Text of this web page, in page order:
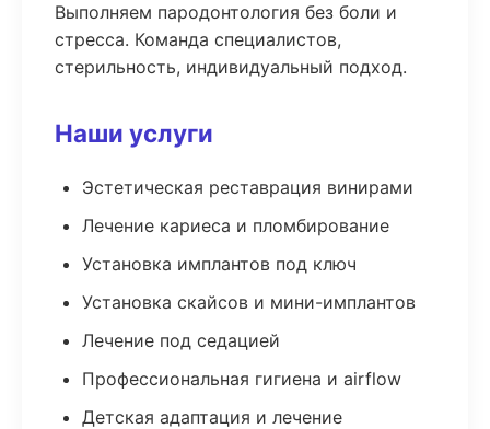
Выполняем пародонтология без боли и
стресса. Команда специалистов,
стерильность, индивидуальный подход.
Наши услуги
Эстетическая реставрация винирами
Лечение кариеса и пломбирование
Установка имплантов под ключ
Установка скайсов и мини-имплантов
Лечение под седацией
Профессиональная гигиена и airflow
Детская адаптация и лечение